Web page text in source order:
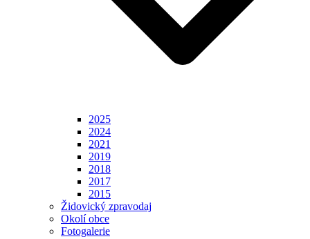
2025
2024
2021
2019
2018
2017
2015
Židovický zpravodaj
Okolí obce
Fotogalerie